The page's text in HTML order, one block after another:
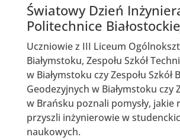
Światowy Dzień
Politechnice
Uczniowie z III Liceum
Białymstoku, Zespołu Szkół
w Białymstoku czy Zespołu Szkół
Geodezyjnych w Białymstoku czy
w Brańsku poznali pomysły, jakie
przyszli inżynierowie w
naukowych.